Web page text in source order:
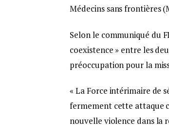
Médecins sans frontières
Selon le communiqué du
coexistence » entre les
préoccupation pour la
« La Force intérimaire de
fermement cette attaque
nouvelle violence dans la